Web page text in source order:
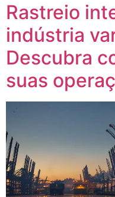
Rastreio
indústria
Descubra
suas